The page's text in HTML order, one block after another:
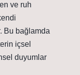
ve ruh
Bu bağlamda
içsel
duyumlar